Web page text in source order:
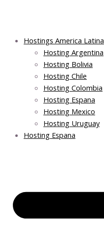
Hostings America Latina
Hosting Argentina
Hosting Bolivia
Hosting Chile
Hosting Colombia
Hosting Espana
Hosting Mexico
Hosting Uruguay
Hosting Espana